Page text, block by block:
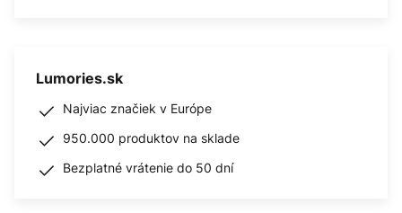
Lumories.sk
Najviac značiek v Európe
950.000 produktov na sklade
Bezplatné vrátenie do 50 dní